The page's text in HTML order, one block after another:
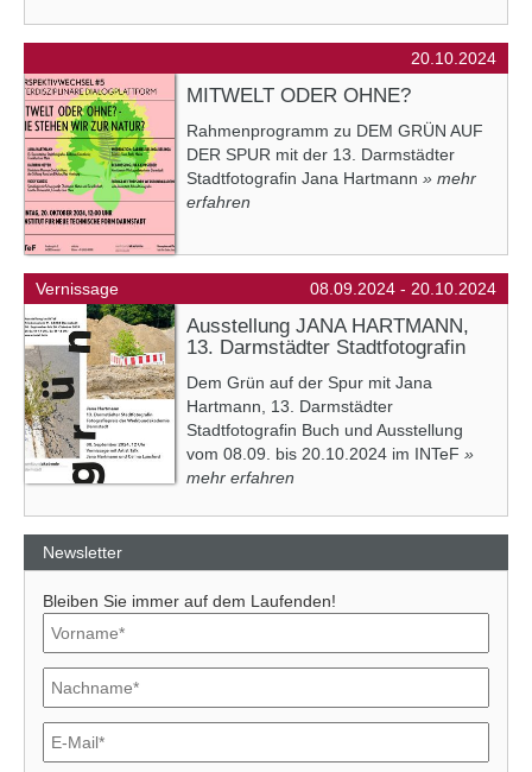
20.10.2024
MITWELT ODER OHNE?
Rahmenprogramm zu DEM GRÜN AUF
DER SPUR mit der 13. Darmstädter
Stadtfotografin Jana Hartmann » mehr
erfahren
Vernissage 08.09.2024 - 20.10.2024
Ausstellung JANA HARTMANN,
13. Darmstädter Stadtfotografin
Dem Grün auf der Spur mit Jana
Hartmann, 13. Darmstädter
Stadtfotografin Buch und Ausstellung
vom 08.09. bis 20.10.2024 im INTeF »
mehr erfahren
Newsletter
Bleiben Sie immer auf dem Laufenden!